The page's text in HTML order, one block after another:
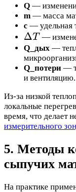
Q —
m — масса
c — удельная
\Delta
T
ΔT —
Q_дых —
Q_потери —
и вентиляцию.
Из-за низкой
локальные
время, что делает
измерительного
5. Методы
сыпучих
На практике